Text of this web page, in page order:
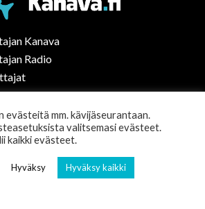
Kanava
Radio
ajan kalastus Suomessa
evästeitä mm. kävijäseurantaan.
valitsemasi evästeet.
kaikki evästeet.
Hyväksy Hyväksy kaikki